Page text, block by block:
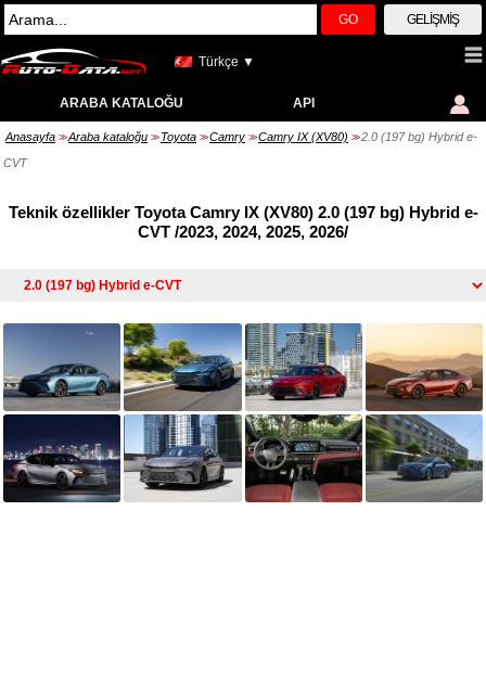
GO GELIŞMIŞ
Türkçe ▼
ARABA KATALOĞU API
Anasayfa >> Araba kataloğu >> Toyota >> Camry >> Camry IX (XV80) >> 2.0 (197 bg) Hybrid e-
CVT
Teknik özellikler Toyota Camry IX (XV80) 2.0 (197 bg) Hybrid e-
CVT /2023, 2024, 2025, 2026/